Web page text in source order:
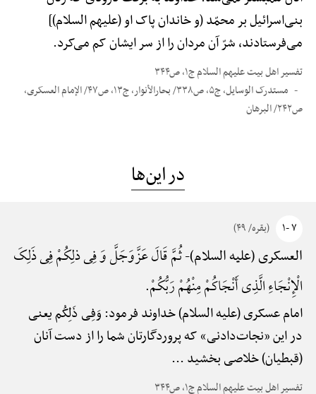
بنی‌اسرائیل بر محمّد (و خاندان پاک او (علیهم السلام)]
می‌فرستادند، شرّ آن مردان را از سر ایشان کم می‌کرد.
تفسیر اهل بیت علیهم السلام ج۱، ص۳۴۴
مستدرک الوسایل، ج۵، ص۳۳۸/ بحارالأنوار، ج۱۳، ص۴۷/ الإمام العسکری،
ص۲۴۲/ البرهان
در این‌ها
۷ -۱ (بقره/ ۴۹)
العسکری (علیه السلام)-ثُمَّ قَالَ عَزَّوَجَلَّ وَ فِی ذلِکُمْ فِی ذَلِکَ
الْإِنْجَاءِ الَّذِی أَنْجَاکُمْ مِنْهُمْ رَبُّکُمْ.
امام عسکری (علیه السلام) خداوند فرمود: وَفِی ذَلِکُم یعنی
در این «نجات‌دادنی» که پروردگارتان شما را از دست آنان
(قبطیان) خلاصی بخشید ...
تفسیر اهل بیت علیهم السلام ج۱، ص۳۴۴